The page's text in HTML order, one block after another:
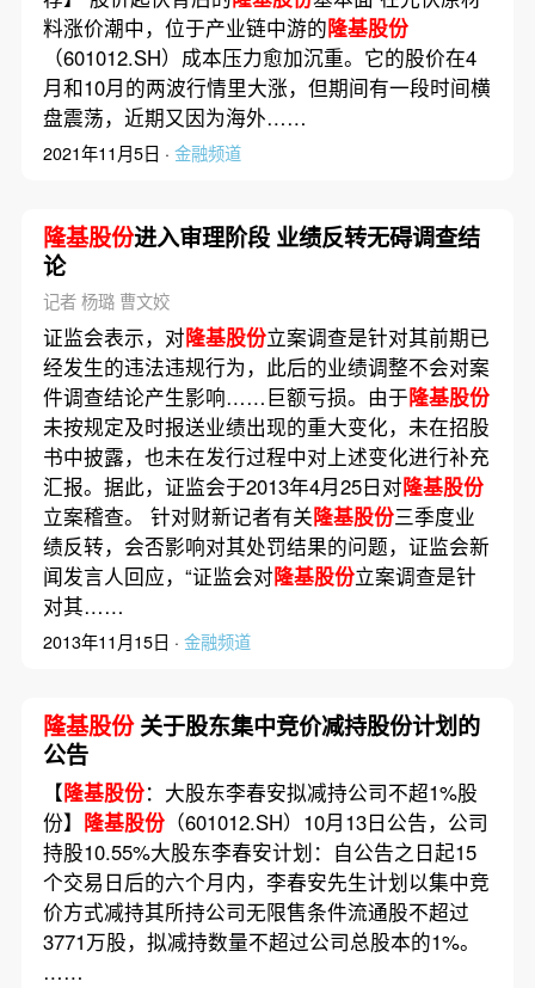
料涨价潮中，位于产业链中游的隆基股份
（601012.SH）成本压力愈加沉重。它的股价在4
月和10月的两波行情里大涨，但期间有一段时间横
盘震荡，近期又因为海外……
2021年11月5日 · 金融频道
隆基股份进入审理阶段 业绩反转无碍调查结
论
记者 杨璐 曹文姣
证监会表示，对隆基股份立案调查是针对其前期已
经发生的违法违规行为，此后的业绩调整不会对案
件调查结论产生影响……巨额亏损。由于隆基股份
未按规定及时报送业绩出现的重大变化，未在招股
书中披露，也未在发行过程中对上述变化进行补充
汇报。据此，证监会于2013年4月25日对隆基股份
立案稽查。 针对财新记者有关隆基股份三季度业
绩反转，会否影响对其处罚结果的问题，证监会新
闻发言人回应，“证监会对隆基股份立案调查是针
对其……
2013年11月15日 · 金融频道
隆基股份关于股东集中竞价减持股份计划的
公告
【隆基股份：大股东李春安拟减持公司不超1%股
份】 隆基股份（601012.SH）10月13日公告，公司
持股10.55%大股东李春安计划：自公告之日起15
个交易日后的六个月内，李春安先生计划以集中竞
价方式减持其所持公司无限售条件流通股不超过
3771万股，拟减持数量不超过公司总股本的1%。
……